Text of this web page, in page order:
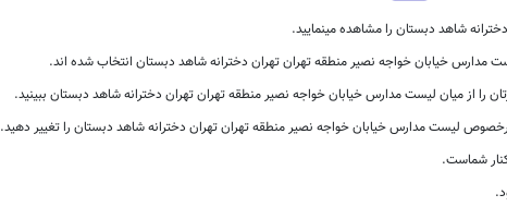
شاهد دبستان را مشاهده مینمایید.
خیابان خواجه نصیر منطقه تهران تهران دخترانه شاهد دبستان انتخاب شده اند.
را از میان لیست مدارس خیابان خواجه نصیر منطقه تهران تهران دخترانه شاهد دبستان ببینید.
لیست مدارس خیابان خواجه نصیر منطقه تهران تهران دخترانه شاهد دبستان را تغییر دهید.
شماست.